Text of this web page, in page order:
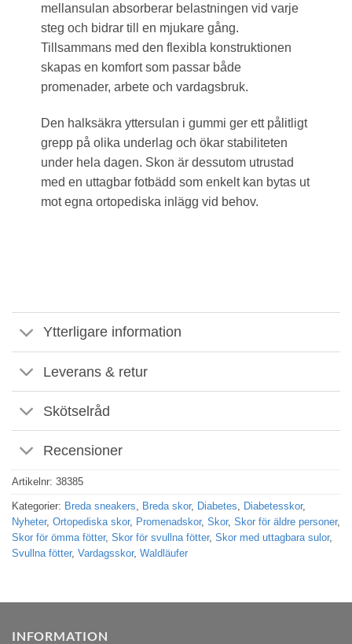
mellansulan absorberar belastningen vid varje
steg och bidrar till en mjukare gång.
Tillsammans med den flexibla konstruktionen
skapas en komfort som passar både
promenader, arbete och vardagsbruk.
Den halksäkra yttersulan i gummi ger ett pålitligt
grepp på olika underlag och ökar stabiliteten
under hela dagen. Skon är dessutom utrustad
med en uttagbar fotbädd som enkelt kan bytas ut
mot egna ortopediska inlägg vid behov.
Ytterligare information
Leverans & retur
Skötselråd
Recensioner
Artikelnr: 38385
Kategorier: Breda sneakers, Breda skor, Diabetes, Diabetesskor,
Nyheter, Ortopediska skor, Promenadskor, Skor, Skor för äldre personer,
Skor för ömma fötter, Skor för svullna fötter, Skor med uttagbara sulor,
Svullna fötter, Vardagsskor, Waldläufer
INFORMATION